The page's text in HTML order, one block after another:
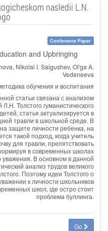
nasledii L.N.
Conference Paper
and Upbringing
Nikolai I. Saigushev, Ol'ga A.
Vedeneeva
обучения и воспитания
статьи связана с анализом
Толстого гуманистического
статья актуализируется в
травли в школьной среде. В
защите личности ребенка, на
такой подход, когда учитель
для травли, препятствовать
в современных школах
В основном в данной
анализ трудов великого
Поэтому идеи Толстого о
к личности школьников
школ, где остро стоит
проблема буллинга.
Go